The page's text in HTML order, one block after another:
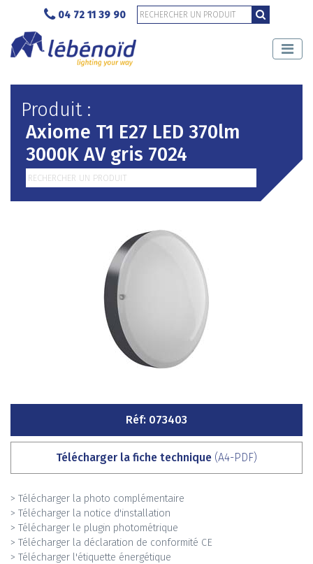
04 72 11 39 90
Produit :
Axiome T1 E27 LED 370lm
3000K AV gris 7024
Réf: 073403
Télécharger la fiche technique (A4-PDF)
> Télécharger la photo complémentaire
> Télécharger la notice d'installation
> Télécharger le plugin photométrique
> Télécharger la déclaration de conformité CE
> Télécharger l'étiquette énergétique